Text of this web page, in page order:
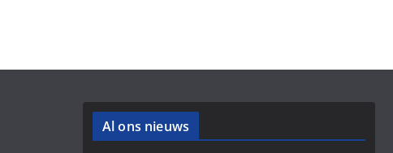
Al ons nieuws